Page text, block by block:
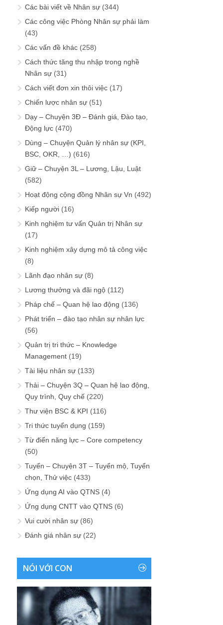
Các bài viết về Nhân sự (344)
Các công việc Phòng Nhân sự phải làm
(43)
Các vấn đề khác (258)
Cách thức tăng thu nhập trong nghề
Nhân sự (31)
Cách viết đơn xin thôi việc (17)
Chiến lược nhân sự (51)
Dạy – Chuyện 3Đ – Đánh giá, Đào tạo,
Động lực (470)
Dùng – Chuyện Quản lý nhân sự (KPI,
BSC, OKR, …) (616)
Giữ – Chuyện 3L – Lương, Lậu, Luật
(582)
Hoạt động cộng đồng Nhân sự Vn (492)
Kiếp người (16)
Kinh nghiệm tư vấn Quản trị Nhân sự
(17)
Kinh nghiệm xây dựng mô tả công việc
(8)
Lãnh đạo nhân sự (8)
Lương thưởng và đãi ngộ (112)
Pháp chế – Quan hệ lao động (136)
Phát triển – đào tạo nhân sự nhân lực
(56)
Quản trị tri thức – Knowledge
Management (19)
Tài liệu nhân sự (133)
Thải – Chuyện 3Q – Quan hệ lao động,
Quy trình, Quy chế (220)
Thư viện BSC & KPI (116)
Tri thức tuyển dụng (159)
Từ điển năng lực – Core competency
(50)
Tuyển – Chuyện 3T – Tuyển mộ, Tuyển
chọn, Thử việc (433)
Ứng dụng AI vào QTNS (4)
Ứng dụng CNTT vào QTNS (6)
Vui cười nhân sự (86)
Đánh giá nhân sự (22)
NÓI VỚI CON